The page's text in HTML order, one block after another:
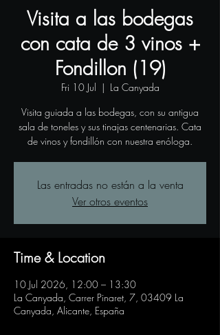
Visita a las bodegas
con cata de 3 vinos +
Fondillon (19)
Fri 10 Jul
  |
La Canyada
Visita guiada a las bodegas, con su antigua
sala de toneles y sus tinajas centenarias. Cata
de vinos y fondillón con nuestra enóloga.
Las entradas no están a la venta
Ver otros eventos
Time & Location
10 Jul 2026, 12:00 – 13:30
La Canyada, Carrer Pinaret, 7, 03409 La
Canyada, Alicante, España